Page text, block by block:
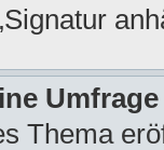
Thema